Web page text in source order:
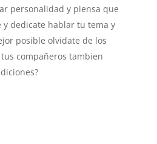
personalidad y piensa que
y dedicate hablar tu tema y
posible olvidate de los
compañeros tambien